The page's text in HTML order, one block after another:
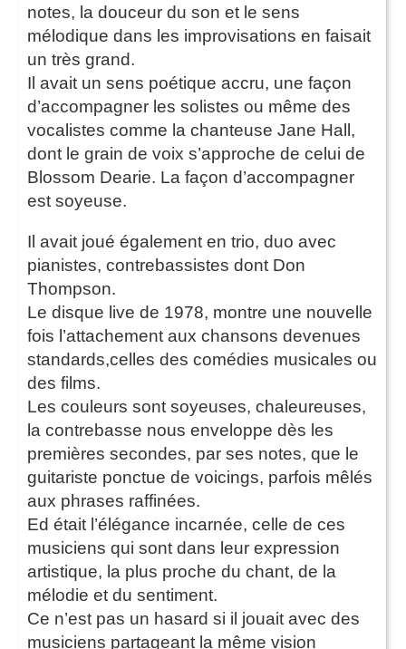
notes, la douceur du son et le sens
mélodique dans les improvisations en faisait
un très grand.
Il avait un sens poétique accru, une façon
d’accompagner les solistes ou même des
vocalistes comme la chanteuse Jane Hall,
dont le grain de voix s’approche de celui de
Blossom Dearie. La façon d’accompagner
est soyeuse.
Il avait joué également en trio, duo avec
pianistes, contrebassistes dont Don
Thompson.
Le disque live de 1978, montre une nouvelle
fois l’attachement aux chansons devenues
standards,celles des comédies musicales ou
des films.
Les couleurs sont soyeuses, chaleureuses,
la contrebasse nous enveloppe dès les
premières secondes, par ses notes, que le
guitariste ponctue de voicings, parfois mêlés
aux phrases raffinées.
Ed était l’élégance incarnée, celle de ces
musiciens qui sont dans leur expression
artistique, la plus proche du chant, de la
mélodie et du sentiment.
Ce n’est pas un hasard si il jouait avec des
musiciens partageant la même vision